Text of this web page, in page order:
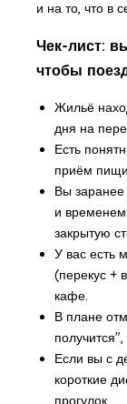
и на то, что в
Чек-лист:
чтобы
Жильё
дня на
Есть
приём
Вы заранее
и временем
закрытую
У вас есть
(перекус +
кафе.
В плане
Если вы с
короткие
прогулок.